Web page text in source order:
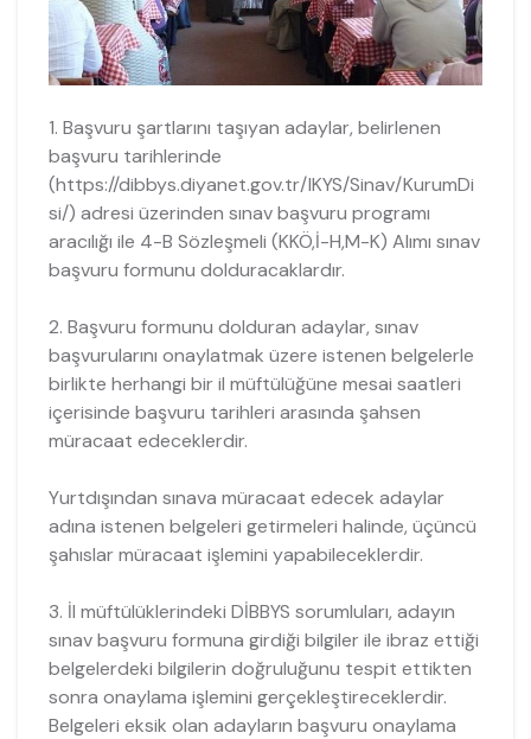
1. Başvuru şartlarını taşıyan adaylar, belirlenen
başvuru tarihlerinde
(https://dibbys.diyanet.gov.tr/IKYS/Sinav/KurumDi
si/) adresi üzerinden sınav başvuru programı
aracılığı ile 4-B Sözleşmeli (KKÖ,İ-H,M-K) Alımı sınav
başvuru formunu dolduracaklardır.
2. Başvuru formunu dolduran adaylar, sınav
başvurularını onaylatmak üzere istenen belgelerle
birlikte herhangi bir il müftülüğüne mesai saatleri
içerisinde başvuru tarihleri arasında şahsen
müracaat edeceklerdir.
Yurtdışından sınava müracaat edecek adaylar
adına istenen belgeleri getirmeleri halinde, üçüncü
şahıslar müracaat işlemini yapabileceklerdir.
3. İl müftülüklerindeki DİBBYS sorumluları, adayın
sınav başvuru formuna girdiği bilgiler ile ibraz ettiği
belgelerdeki bilgilerin doğruluğunu tespit ettikten
sonra onaylama işlemini gerçekleştireceklerdir.
Belgeleri eksik olan adayların başvuru onaylama